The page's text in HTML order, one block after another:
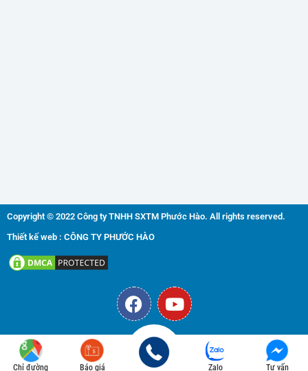
Copyright © 2022 Công ty TNHH SXTM Phước Hào. All rights reserved.
Thiết kế web : CÔNG TY PHƯỚC HÀO
F
a
c
e
b
Y
o
u
Chỉ đường Báo giá Zalo Tư vấn